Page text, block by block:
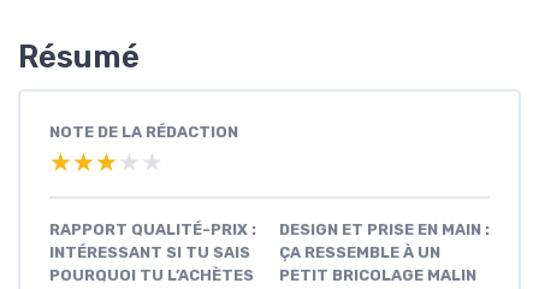
Résumé
NOTE DE LA RÉDACTION
★★★★★
★★★★★
RAPPORT QUALITÉ-PRIX :
INTÉRESSANT SI TU SAIS
POURQUOI TU L’ACHÈTES
DESIGN ET PRISE EN MAIN :
ÇA RESSEMBLE À UN
PETIT BRICOLAGE MALIN